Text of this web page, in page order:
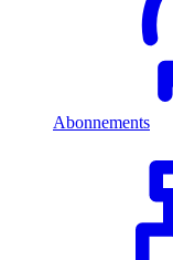
Abonnements